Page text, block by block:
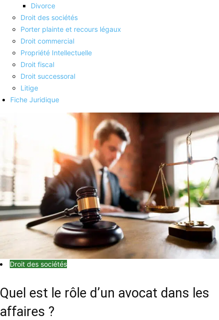
Divorce
Droit des sociétés
Porter plainte et recours légaux
Droit commercial
Propriété Intellectuelle
Droit fiscal
Droit successoral
Litige
Fiche Juridique
Droit des sociétés
Quel est le rôle d’un avocat dans les
affaires ?